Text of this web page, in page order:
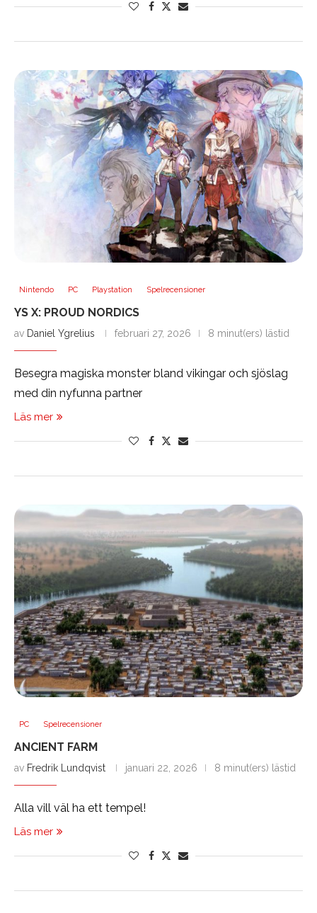
Nintendo PC Playstation Spelrecensioner
YS X: PROUD NORDICS
av Daniel Ygrelius februari 27, 2026 8 minut(ers) lästid
Besegra magiska monster bland vikingar och sjöslag
med din nyfunna partner
Läs mer
PC Spelrecensioner
ANCIENT FARM
av Fredrik Lundqvist januari 22, 2026 8 minut(ers) lästid
Alla vill väl ha ett tempel!
Läs mer